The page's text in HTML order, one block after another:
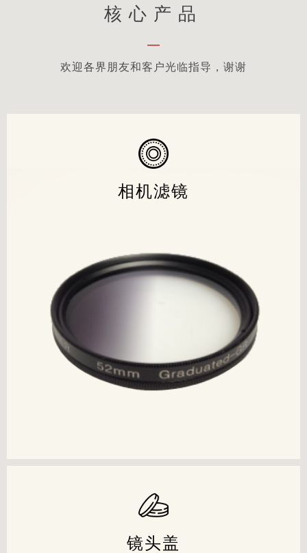
核心产品
欢迎各界朋友和客户光临指导，谢谢
相机滤镜
相机滤镜
CE FCC Rohs Reach
等认证和检测
镜头盖
镜头盖
—